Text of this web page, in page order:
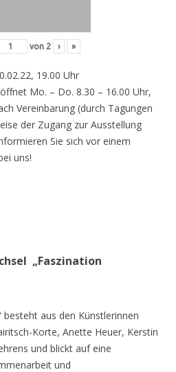
von 2 › »
19.00 Uhr
Mo. – Do. 8.30 – 16.00 Uhr,
Vereinbarung (durch Tagungen
der Zugang zur Ausstellung
Sie sich vor einem
uns!
„Faszination
besteht aus den Künstlerinnen
Korte, Anette Heuer, Kerstin
und blickt auf eine
und